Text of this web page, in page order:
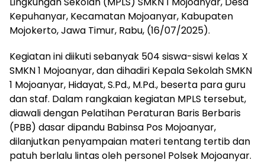
Kepuhanyar, Kecamatan Mojoanyar, Kabupaten
Mojokerto, Jawa Timur, Rabu, (16/07/2025).
Kegiatan ini diikuti sebanyak 504 siswa-siswi kelas X
SMKN 1 Mojoanyar, dan dihadiri Kepala Sekolah SMKN
1 Mojoanyar, Hidayat, S.Pd., M.Pd., beserta para guru
dan staf. Dalam rangkaian kegiatan MPLS tersebut,
diawali dengan Pelatihan Peraturan Baris Berbaris
(PBB) dasar dipandu Babinsa Pos Mojoanyar,
dilanjutkan penyampaian materi tentang tertib dan
patuh berlalu lintas oleh personel Polsek Mojoanyar.